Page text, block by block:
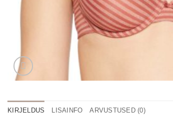
KIRJELDUS LISAINFO ARVUSTUSED (0)